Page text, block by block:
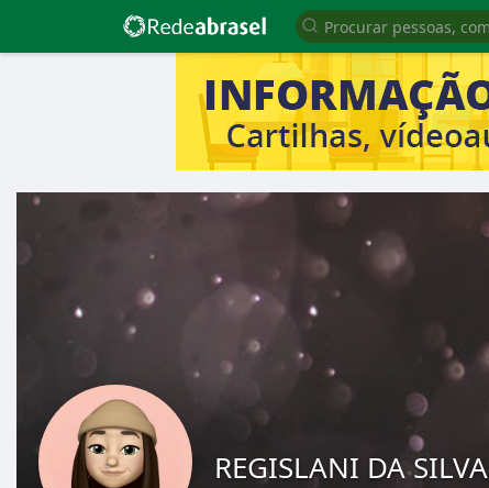
REGISLANI DA SILVA